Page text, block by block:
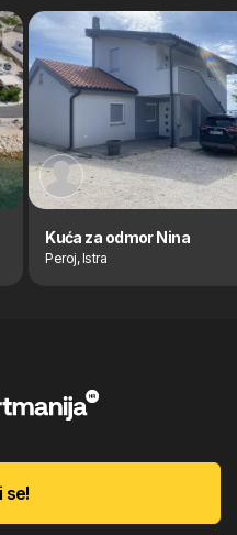
Kuća za odmor Nina
Peroj, Istra
se!